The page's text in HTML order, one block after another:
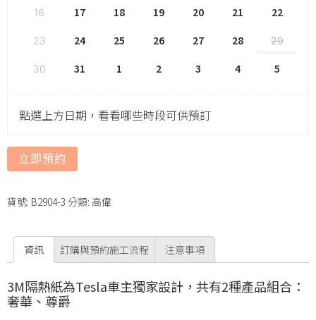
16 17 18 19 20 21 22
23 24 25 26 27 28 29
30 31 1 2 3 4 5
點選上方日期，看看哪些時段可供預訂
立即預約
貨號: B2904-3 分類: 高偉
資訊 訂購與預約施工流程 注意事項
3M隔熱紙為Tesla車主獨家設計，共有2種產品組合：
奢華、尊爵